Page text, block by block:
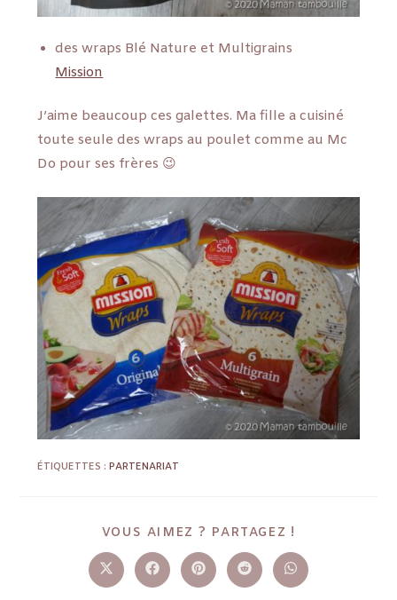
des wraps Blé Nature et Multigrains
Mission
J’aime beaucoup ces galettes. Ma fille a cuisiné
toute seule des wraps au poulet comme au Mc
Do pour ses frères 😉
ÉTIQUETTES :PARTENARIAT
VOUS AIMEZ ? PARTAGEZ !